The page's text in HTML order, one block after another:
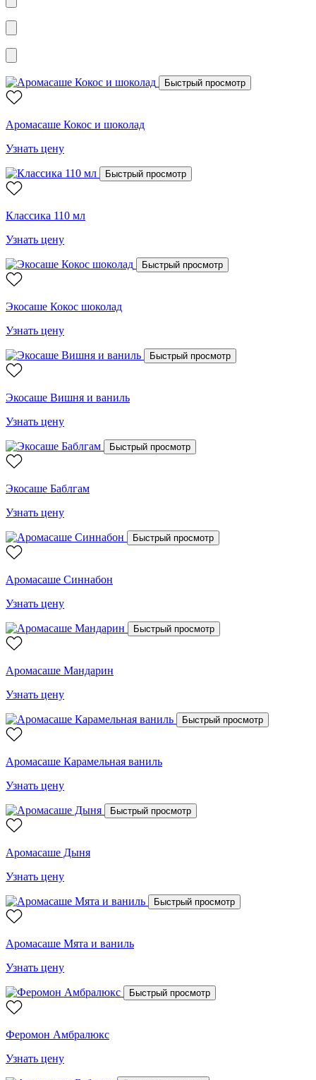
Быстрый просмотр
Аромасаше Кокос и шоколад
Узнать цену
Быстрый просмотр
Классика 110 мл
Узнать цену
Быстрый просмотр
Экосаше Кокос шоколад
Узнать цену
Быстрый просмотр
Экосаше Вишня и ваниль
Узнать цену
Быстрый просмотр
Экосаше Баблгам
Узнать цену
Быстрый просмотр
Аромасаше Синнабон
Узнать цену
Быстрый просмотр
Аромасаше Мандарин
Узнать цену
Быстрый просмотр
Аромасаше Карамельная ваниль
Узнать цену
Быстрый просмотр
Аромасаше Дыня
Узнать цену
Быстрый просмотр
Аромасаше Мята и ваниль
Узнать цену
Быстрый просмотр
Феромон Амбралюкс
Узнать цену